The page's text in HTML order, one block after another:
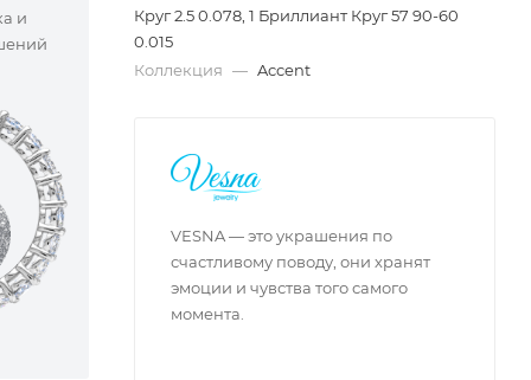
и
Круг 2.5 0.078, 1 Бриллиант Круг 57 90-60
0.015
Коллекция — Accent
VESNA — это украшения по
счастливому поводу, они хранят
эмоции и чувства того самого
момента.